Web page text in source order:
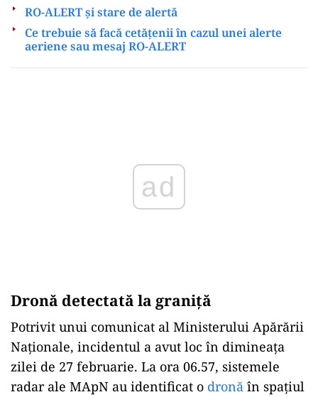
RO-ALERT și stare de alertă
Ce trebuie să facă cetățenii în cazul unei alerte
aeriene sau mesaj RO-ALERT
Dronă detectată la graniță
Potrivit unui comunicat al Ministerului Apărării
Naționale, incidentul a avut loc în dimineața
zilei de 27 februarie. La ora 06.57, sistemele
radar ale MApN au identificat o dronă în spațiul